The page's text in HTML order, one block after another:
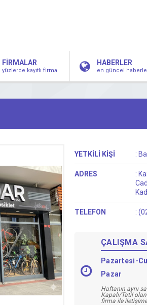
FİRMALAR
yüzlerce kayıtlı firma
HABERLER
en güncel
YETKİLİ KİŞİ :
ADRES :
TELEFON :
ÇALIŞMA
Pazartesi-
Pazar
Haftanın aynı
Kapalı/Tatil
firma ile